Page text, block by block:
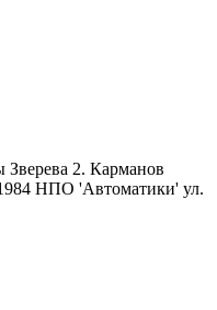
2. Карманов
НПО 'Автоматики' ул.